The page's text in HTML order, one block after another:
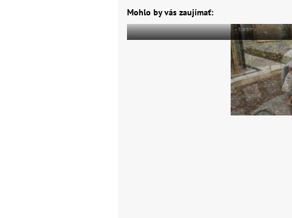
Mohlo by vás zaujímať: